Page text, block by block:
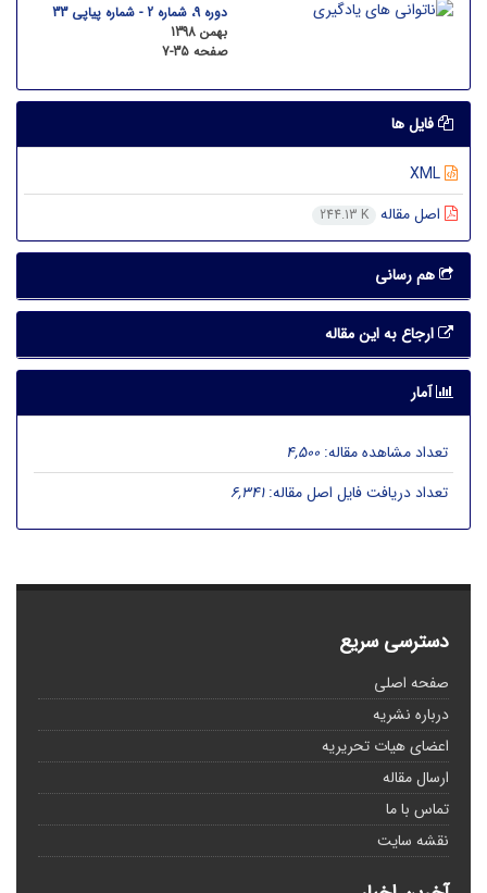
دوره 9، شماره 2 - شماره پیاپی 33
بهمن 1398
صفحه 7-35
فایل ها
اصل مقاله 244.13 K
هم رسانی
ارجاع به این مقاله
آمار
تعداد مشاهده مقاله: 4,500
تعداد دریافت فایل اصل مقاله:6,341
دسترسی سریع
صفحه اصلی
درباره نشریه
اعضای هیات تحریریه
ارسال مقاله
تماس با ما
نقشه سایت